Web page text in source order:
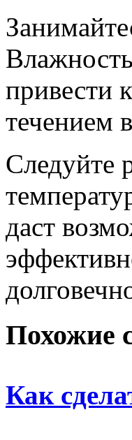
привести
течением
Следуйте
даст
Похожие
Как